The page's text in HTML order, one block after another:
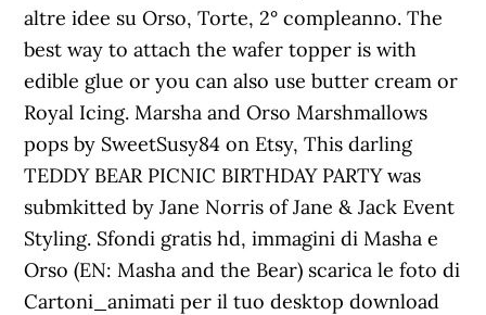
altre idee su Orso, Torte, 2° compleanno. The
best way to attach the wafer topper is with
edible glue or you can also use butter cream or
Royal Icing. Marsha and Orso Marshmallows
pops by SweetSusy84 on Etsy, This darling
TEDDY BEAR PICNIC BIRTHDAY PARTY was
submkitted by Jane Norris of Jane & Jack Event
Styling. Sfondi gratis hd, immagini di Masha e
Orso (EN: Masha and the Bear) scarica le foto di
Cartoni_animati per il tuo desktop download